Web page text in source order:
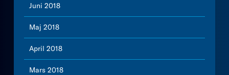
Juni 2018
Maj 2018
April 2018
Mars 2018